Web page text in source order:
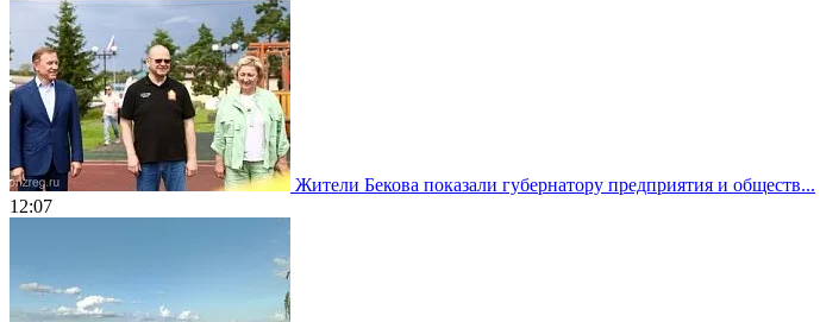
Жители Бекова показали губернатору предприятия и обществ...
12:07